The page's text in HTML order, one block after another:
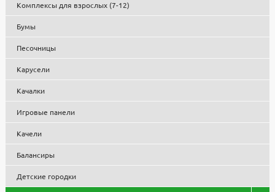
конкурсах и тендерах.
По вопросам о продукции, комплектации, цене, наличию на
телефону8-495-119-74-96
Низкая цена на парковую, садовую и уличную мебель, МАФ
объемами, что позволило снизить себестоимость продукции.
сертифицированные комплектующие и материалы. Гарантия
Комплексы для взрослых (7-12)
Бумы
Песочницы
Карусели
Качалки
Игровые панели
Качели
Балансиры
Детские городки